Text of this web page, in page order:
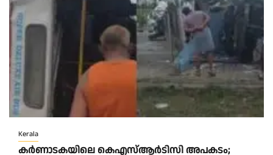
Kerala
കര്‍ണാടകയിലെ കെഎസ്ആര്‍ടിസി അപകടം;